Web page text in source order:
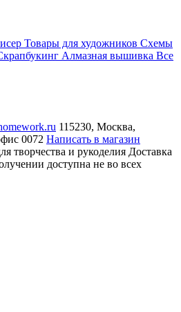
Товары для художников Схемы
Алмазная вышивка Все
115230, Москва,
0072 Написать в магазин
творчества и рукоделия Доставка
доступна не во всех